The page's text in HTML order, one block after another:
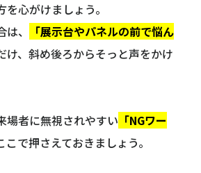
心がけましょう。
、
「展示台やパネルの前で悩ん
け、斜め後ろからそっと声をかけ
場者に無視されやすい 「NGワー
で押さえておきましょう。